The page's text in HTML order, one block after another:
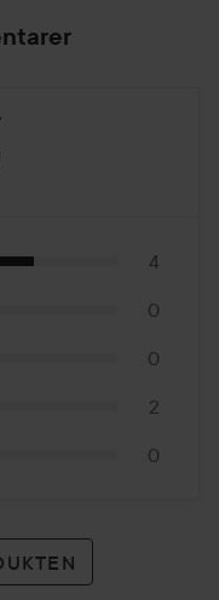
4
0
0
2
0